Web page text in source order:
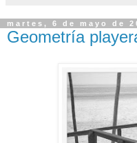
martes, 6 de mayo de
Geometría